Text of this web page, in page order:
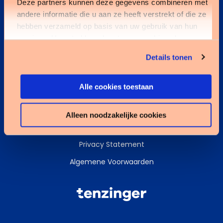
Deze partners kunnen deze gegevens combineren met
andere informatie die u aan ze heeft verstrekt of die ze
hebben verzameld op basis van uw gebruik van hun
services. U gaat akkoord met onze cookies als u onze
Details tonen
Alle cookies toestaan
Alleen noodzakelijke cookies
Kennisbank
Services
Cookies
Privacy Statement
Algemene Voorwaarden
Tenzinger